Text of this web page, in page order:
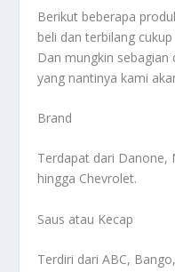
Berikut beberapa
beli dan terbilang
Dan mungkin
yang nantinya kami
Brand
Terdapat dari Danone,
hingga Chevrolet.
Saus atau Kecap
Terdiri dari ABC,